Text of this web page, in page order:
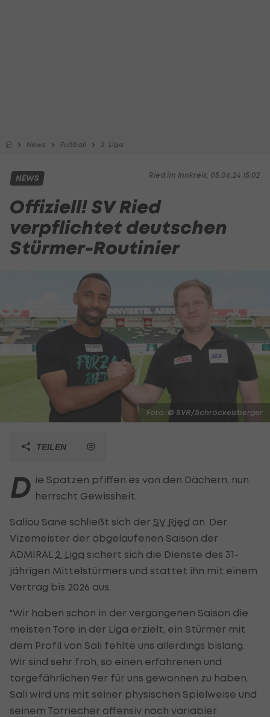
News Fußball 2. Liga
Ried im Innkreis, 05.06.24 15:02
NEWS
Offiziell! SV Ried
verpflichtet deutschen
Stürmer-Routinier
Foto: © SVR/Schröckelsberger
TEILEN
D ie Spatzen pfiffen es von den Dächern, nun
herrscht Gewissheit.
Saliou Sane schließt sich der SV Ried an. Der
Vizemeister der abgelaufenen Saison der
ADMIRAL 2. Liga sichert sich die Dienste des 31-
jährigen Mittelstürmers und stattet ihn mit einem
Vertrag bis 2026 aus.
"Wir haben schon in der vergangenen Saison die
meisten Tore in der Liga erzielt, ein Stürmer mit
dem Profil von Sali fehlte uns allerdings bislang.
Wir sind sehr froh, so einen erfahrenen und
torgefährlichen 9er für uns gewonnen zu haben.
Sali wird uns mit seiner physischen Spielweise und
seinem Torriecher offensiv noch variabler